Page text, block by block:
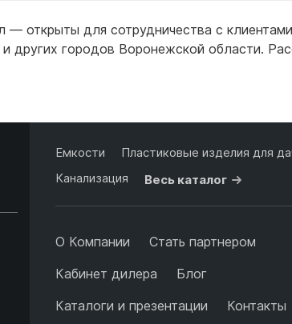
Подробнее
открыты для сотрудничества с
и других городов Воронежской области.
Емкости Пластиковые изделия для
Канализация
Весь каталог
О Компании
Стать партнером
Кабинет дилера
Блог
Каталоги и презентации
Контакты